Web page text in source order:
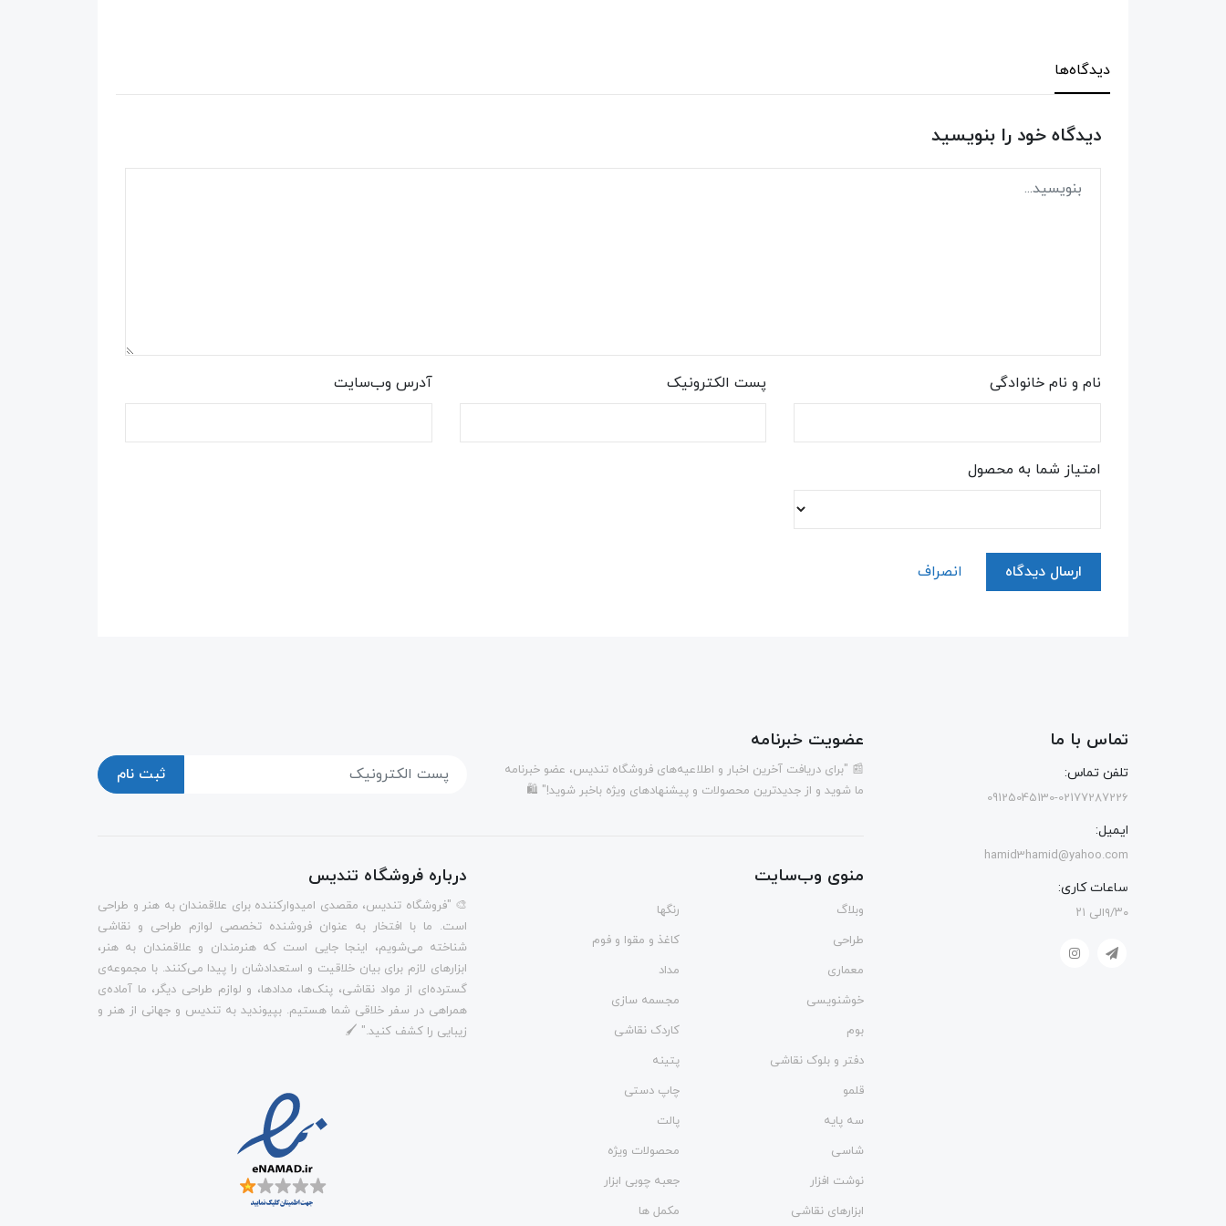
دیدگاه‌ها
دیدگاه خود را بنویسید
نام و نام خانوادگی پست الکترونیک آدرس وب‌سایت
امتیاز شما به محصول
ارسال دیدگاه انصراف
تماس با ما
تلفن تماس:
09125045130-02177287226
ایمیل:
hamid3hamid@yahoo.com
ساعات کاری:
۹/۳۰الی ۲۱
عضویت خبرنامه
📰 "برای دریافت آخرین اخبار و اطلاعیه‌های فروشگاه تندیس، عضو خبرنامه
ما شوید و از جدیدترین محصولات و پیشنهادهای ویژه باخبر شوید!" 🛍️
ثبت نام
منوی وب‌سایت
وبلاگ
رنگها
طراحی
کاغذ و مقوا و فوم
معماری
مداد
خوشنویسی
مجسمه سازی
بوم
کاردک نقاشی
دفتر و بلوک نقاشی
پتینه
قلمو
چاپ دستی
سه پایه
پالت
شاسی
محصولات ویژه
نوشت افزار
جعبه چوبی ابزار
ابزارهای نقاشی
مکمل ها
درباره فروشگاه تندیس
🎨 "فروشگاه تندیس، مقصدی امیدوارکننده برای علاقمندان به هنر و طراحی
است. ما با افتخار به عنوان فروشنده تخصصی لوازم طراحی و نقاشی
شناخته می‌شویم، اینجا جایی است که هنرمندان و علاقمندان به هنر،
ابزارهای لازم برای بیان خلاقیت و استعدادشان را پیدا می‌کنند. با مجموعه‌ی
گسترده‌ای از مواد نقاشی، پنک‌ها، مدادها، و لوازم طراحی دیگر، ما آماده‌ی
همراهی در سفر خلاقی شما هستیم. بپیوندید به تندیس و جهانی از هنر و
زیبایی را کشف کنید." 🖌️